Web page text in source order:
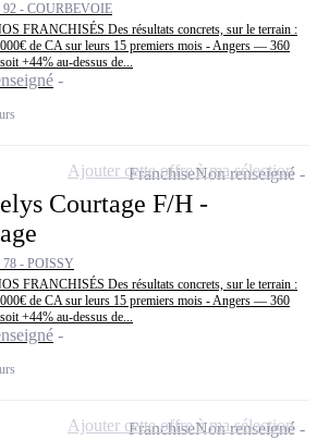
92 - COURBEVOIE
FRANCHISÉS Des résultats concrets, sur le terrain :
de CA sur leurs 15 premiers mois - Angers — 360
+44% au-dessus de...
Courtage F/H -
78 - POISSY
FRANCHISÉS Des résultats concrets, sur le terrain :
de CA sur leurs 15 premiers mois - Angers — 360
+44% au-dessus de...
FranchiseNon renseigné
Ajouter cette offre à ma sélection
FranchiseNon renseigné
Ajouter cette offre à ma sélection